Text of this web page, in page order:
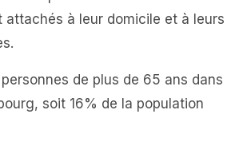
attachés à leur domicile et à leurs
de plus de 65 ans dans
soit 16% de la population